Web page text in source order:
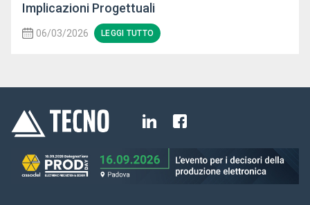
Implicazioni Progettuali
06/03/2026 LEGGI TUTTO